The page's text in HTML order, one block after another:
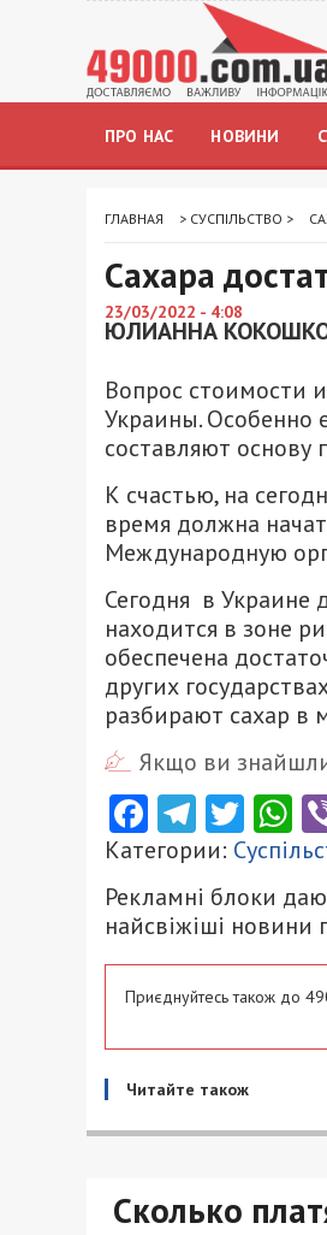
ПРО НАС НОВИНИ
ГЛАВНАЯ > СУСПІЛЬСТВО >
Сахара
23/03/2022 - 4:08
ЮЛИАННА
Вопрос стоимости
Украины. Особенно
составляют основу
К счастью, на
время должна
Международную
Сегодня в Украине
находится в зоне
обеспечена
других
разбирают сахар в
Якщо ви знайшли
Facebook
Категории:
Рекламні блоки
найсвіжіші новини
Приєднуйтесь також до
Читайте також
Сколько